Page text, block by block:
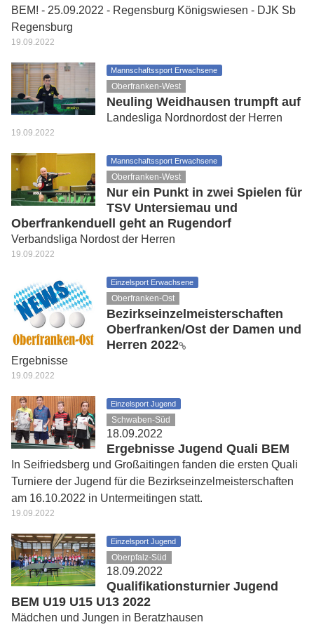
BEM! - 25.09.2022 - Regensburg Königswiesen - DJK Sb
Regensburg
19.09.2022
Mannschaftssport Erwachsene
Oberfranken-West
Neuling Weidhausen trumpft auf
Landesliga Nordnordost der Herren
19.09.2022
Mannschaftssport Erwachsene
Oberfranken-West
Nur ein Punkt in zwei Spielen für
TSV Untersiemau und
Oberfrankenduell geht an Rugendorf
Verbandsliga Nordost der Herren
19.09.2022
Einzelsport Erwachsene
Oberfranken-Ost
Bezirkseinzelmeisterschaften
Oberfranken/Ost der Damen und
Herren 2022
Ergebnisse
19.09.2022
Einzelsport Jugend
Schwaben-Süd
18.09.2022
Ergebnisse Jugend Quali BEM
In Seifriedsberg und Großaitingen fanden die ersten Quali
Turniere der Jugend für die Bezirkseinzelmeisterschaften
am 16.10.2022 in Untermeitingen statt.
19.09.2022
Einzelsport Jugend
Oberpfalz-Süd
18.09.2022
Qualifikationsturnier Jugend
BEM U19 U15 U13 2022
Mädchen und Jungen in Beratzhausen